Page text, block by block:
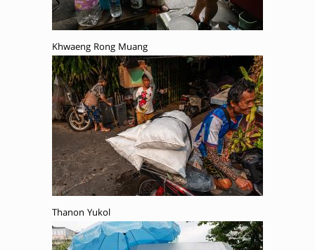
Khwaeng Rong Muang
Thanon Yukol